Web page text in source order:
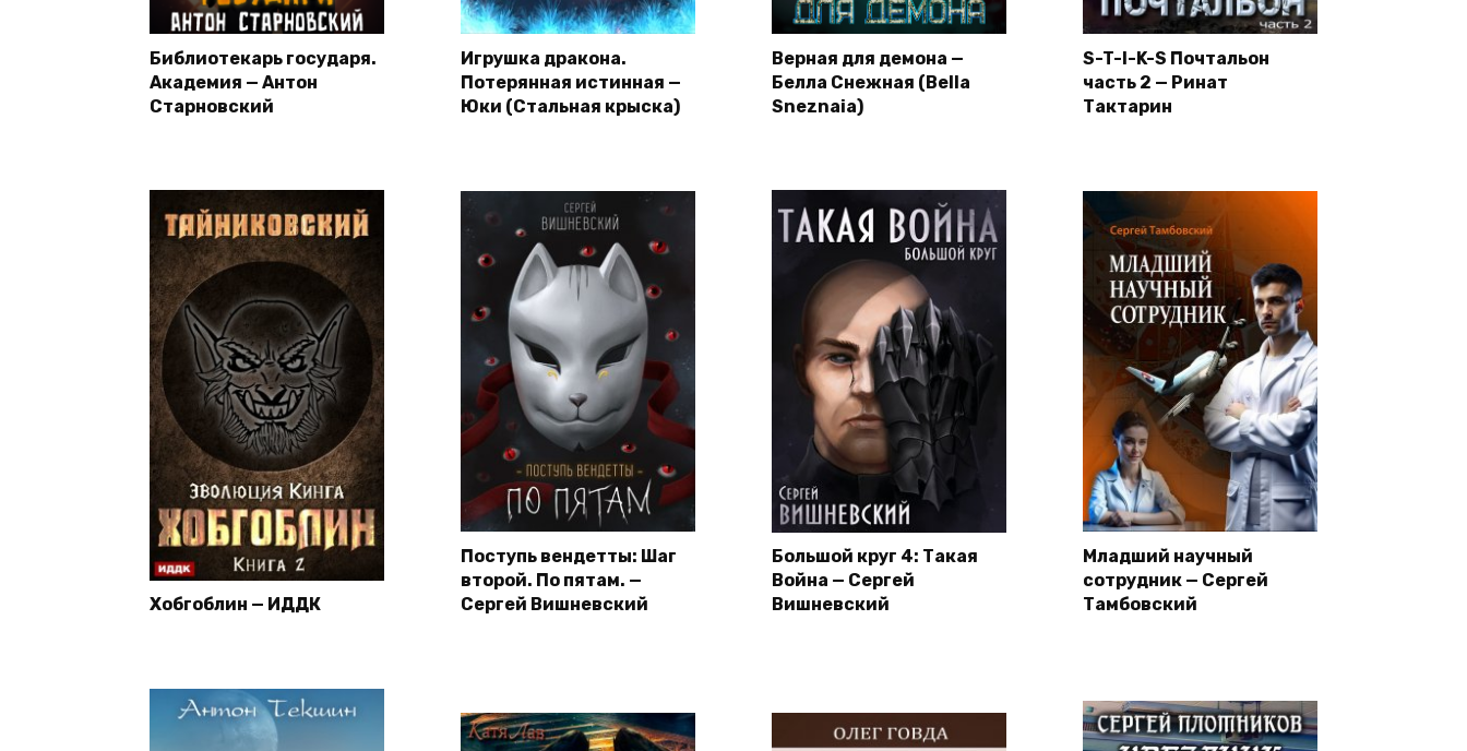
Библиотекарь государя.
Академия — Антон
Старновский
Игрушка дракона.
Потерянная истинная —
Юки (Стальная крыска)
Верная для демона —
Белла Снежная (Bella
Sneznaia)
S-T-I-K-S Почтальон
часть 2 — Ринат
Тактарин
Хобгоблин — ИДДК
Поступь вендетты: Шаг
второй. По пятам. —
Сергей Вишневский
Большой круг 4: Такая
Война — Сергей
Вишневский
Младший научный
сотрудник — Сергей
Тамбовский